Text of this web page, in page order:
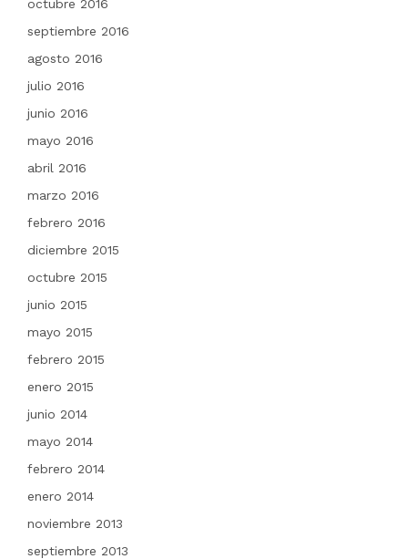
octubre 2016
septiembre 2016
agosto 2016
julio 2016
junio 2016
mayo 2016
abril 2016
marzo 2016
febrero 2016
diciembre 2015
octubre 2015
junio 2015
mayo 2015
febrero 2015
enero 2015
junio 2014
mayo 2014
febrero 2014
enero 2014
noviembre 2013
septiembre 2013